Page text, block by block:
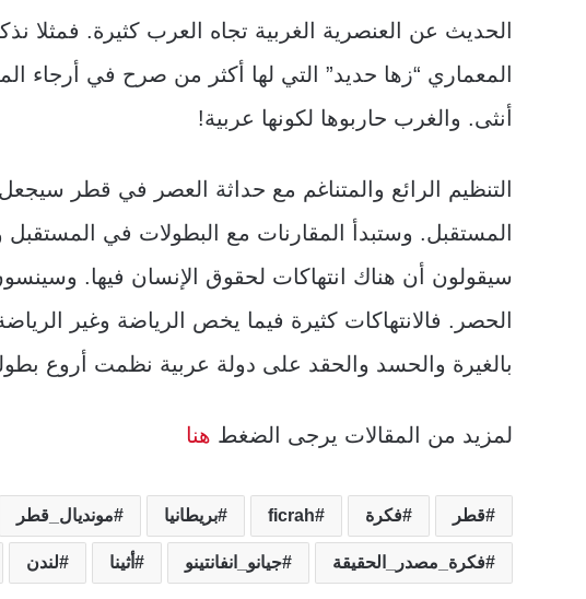
الحديث عن العنصرية الغربية تجاه العرب كثيرة. فمثلا
المعماري “زها حديد” التي لها أكثر من صرح في أرجاء
أنثى. والغرب حاربوها لكونها عربية!
التنظيم الرائع والمتناغم مع حداثة العصر في قطر
المستقبل. وستبدأ المقارنات مع البطولات في
سيقولون أن هناك انتهاكات لحقوق الإنسان فيها.
الحصر. فالانتهاكات كثيرة فيما يخص الرياضة وغير
بالغيرة والحسد والحقد على دولة عربية نظمت أروع
لمزيد من المقالات يرجى الضغط هنا
قطر فكرة ficrah بريطانيا مونديال_قطر
فكرة_مصدر_الحقيقة جيانو_انفانتينو أثينا لندن